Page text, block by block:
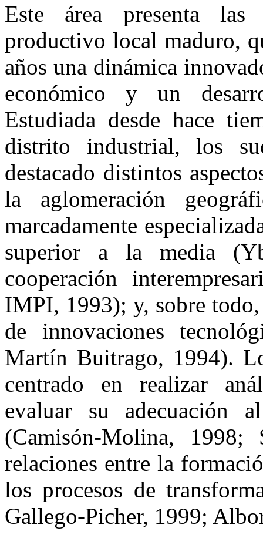
Este área presenta las
productivo local maduro,
años una dinámica
económico y un
Estudiada desde hace
distrito industrial, los
destacado distintos
la aglomeración
marcadamente
superior a la media
cooperación
IMPI, 1993); y, sobre
de innovaciones
Martín Buitrago, 1994).
centrado en realizar
evaluar su adecuación
(Camisón-Molina,
relaciones entre la
los procesos de
Gallego-Picher, 1999;